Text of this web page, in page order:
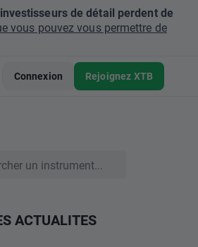
de détail perdent de
vous pouvez vous permettre de
Connexion Rejoignez XTB
ACTUALITES